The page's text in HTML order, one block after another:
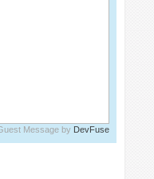
Message by DevFuse